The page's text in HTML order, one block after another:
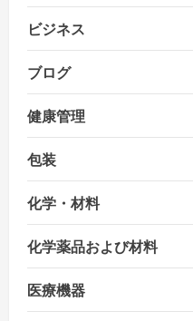
ビジネス
ブログ
健康管理
包装
化学・材料
化学薬品および材料
医療機器